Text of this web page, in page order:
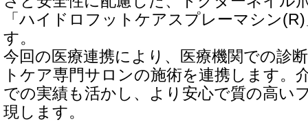
「ハイドロフットケアスプレーマシン
す。
今回の医療連携により、医療機関での診
トケア専門サロンの施術を連携します。
での実績も活かし、より安心で質の高い
現します。